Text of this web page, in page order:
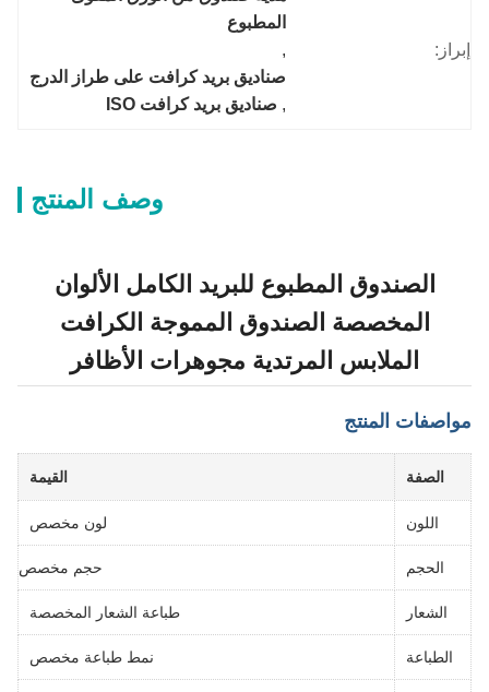
إبراز:
المطبوع
,
صناديق بريد كرافت على طراز الدرج
, صناديق بريد كرافت ISO
وصف المنتج
الصندوق المطبوع للبريد الكامل الألوان
المخصصة الصندوق المموجة الكرافت
الملابس المرتدية مجوهرات الأظافر
مواصفات المنتج
الصفة القيمة
اللون لون مخصص
الحجم حجم مخصص
الشعار طباعة الشعار المخصصة
الطباعة نمط طباعة مخصص